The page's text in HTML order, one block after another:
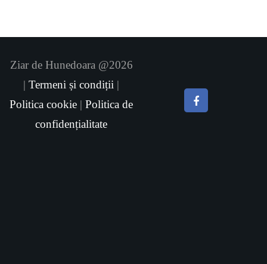
Ziar de Hunedoara @2026
| Termeni și condiții |
Politica cookie | Politica de
confidențialitate